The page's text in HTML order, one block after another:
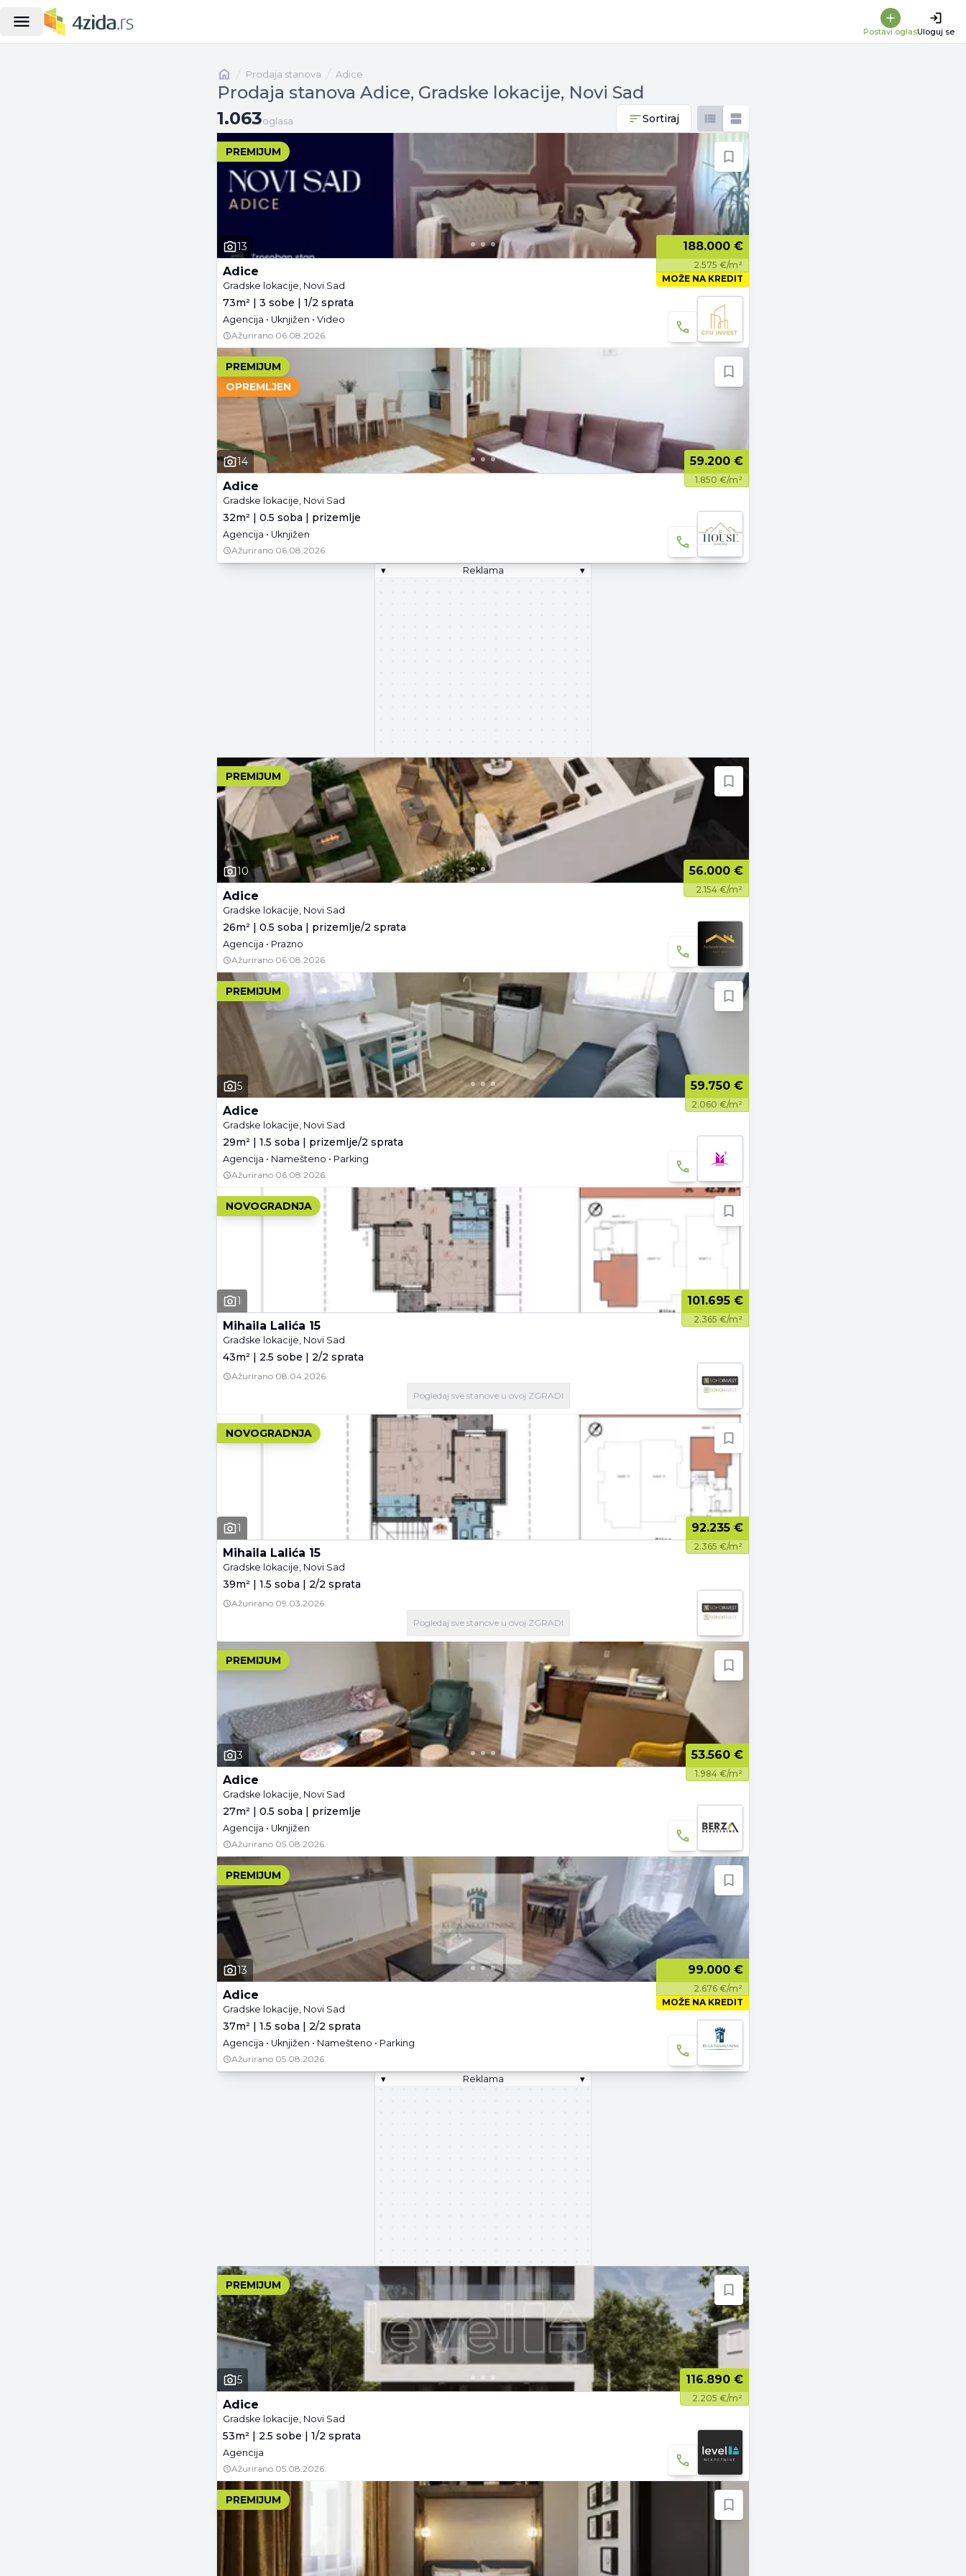
Postavi oglasUloguj se
Naslovnaprodaja stanova Adice
Prodaja stanova Adice, Gradske lokacije, Novi Sad
1.063 oglasa
1.063oglasa Sortiraj
PREMIJUM
13 188.000 €
2.575 €/m²
MOŽE NA KREDIT
Adice
Gradske lokacije, Novi Sad
73m² | 3 sobe | 1/2 sprata
Agencija • Uknjižen • Video
Ažurirano 06.08.2026.
PREMIJUM
OPREMLJEN
14 59.200 €
1.850 €/m²
Adice
Gradske lokacije, Novi Sad
32m² | 0.5 soba | prizemlje
Agencija • Uknjižen
Ažurirano 06.08.2026.
▾
Reklama ▾
PREMIJUM
10 56.000 €
2.154 €/m²
Adice
Gradske lokacije, Novi Sad
26m² | 0.5 soba | prizemlje/2 sprata
Agencija • Prazno
Ažurirano 06.08.2026.
PREMIJUM
5 59.750 €
2.060 €/m²
Adice
Gradske lokacije, Novi Sad
29m² | 1.5 soba | prizemlje/2 sprata
Agencija • Namešteno • Parking
Ažurirano 06.08.2026.
NOVOGRADNJA
1 101.695 €
2.365 €/m²
Mihaila Lalića 15
Gradske lokacije, Novi Sad
43m² | 2.5 sobe | 2/2 sprata
Ažurirano 08.04.2026.
Pogledaj sve stanoveu ovoj ZGRADI
NOVOGRADNJA
1 92.235 €
2.365 €/m²
Mihaila Lalića 15
Gradske lokacije, Novi Sad
39m² | 1.5 soba | 2/2 sprata
Ažurirano 09.03.2026.
Pogledaj sve stanoveu ovoj ZGRADI
PREMIJUM
3 53.560 €
1.984 €/m²
Adice
Gradske lokacije, Novi Sad
27m² | 0.5 soba | prizemlje
Agencija • Uknjižen
Ažurirano 05.08.2026.
PREMIJUM
13 99.000 €
2.676 €/m²
MOŽE NA KREDIT
Adice
Gradske lokacije, Novi Sad
37m² | 1.5 soba | 2/2 sprata
Agencija • Uknjižen • Namešteno • Parking
Ažurirano 05.08.2026.
▾
Reklama ▾
PREMIJUM
5 116.890 €
2.205 €/m²
Adice
Gradske lokacije, Novi Sad
53m² | 2.5 sobe | 1/2 sprata
Agencija
Ažurirano 05.08.2026.
PREMIJUM